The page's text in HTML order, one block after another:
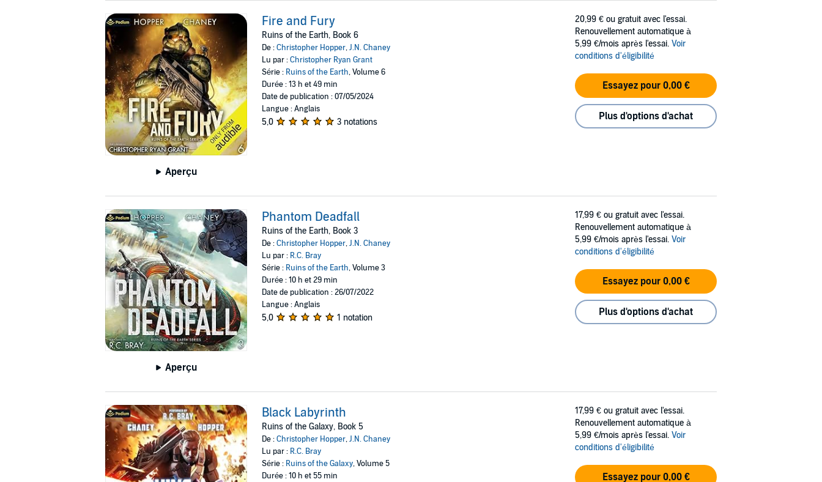
Aperçu
Fire and Fury
Ruins of the Earth, Book 6
De :Christopher Hopper,J.N. Chaney
Lu par :Christopher Ryan Grant
Série : Ruins of the Earth, Volume 6
Durée : 13 h et 49 min
Date de publication : 07/05/2024
Langue : Anglais
5,0 3 notations
20,99 € ou gratuit avec l'essai.
Renouvellement automatique à
5,99 €/mois après l'essai. Voir
conditions d'éligibilité
Essayez pour 0,00 €
Plus d'options d'achat
Aperçu
Phantom Deadfall
Ruins of the Earth, Book 3
De :Christopher Hopper,J.N. Chaney
Lu par : R.C. Bray
Série : Ruins of the Earth, Volume 3
Durée : 10 h et 29 min
Date de publication : 26/07/2022
Langue : Anglais
5,0 1 notation
17,99 € ou gratuit avec l'essai.
Renouvellement automatique à
5,99 €/mois après l'essai. Voir
conditions d'éligibilité
Essayez pour 0,00 €
Plus d'options d'achat
Black Labyrinth
Ruins of the Galaxy, Book 5
De :Christopher Hopper,J.N. Chaney
Lu par : R.C. Bray
Série : Ruins of the Galaxy, Volume 5
Durée : 10 h et 55 min
17,99 € ou gratuit avec l'essai.
Renouvellement automatique à
5,99 €/mois après l'essai. Voir
conditions d'éligibilité
Essayez pour 0,00 €